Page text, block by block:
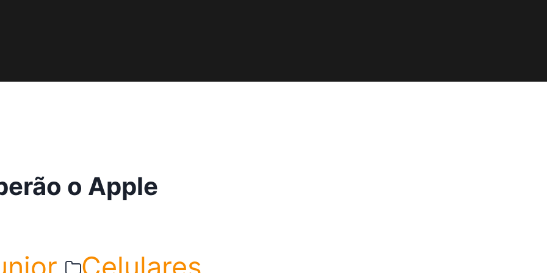
o Apple